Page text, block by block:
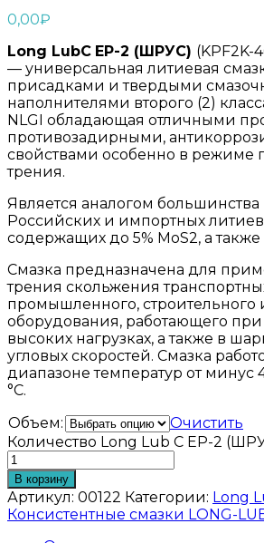
0,00₽
Long LubC EP-2 (ШРУС) (KPF2K-
— универсальная литиевая
присадками и твердыми
наполнителями второго (2)
NLGI обладающая отличными
противозадирными,
свойствами особенно в режиме
трения.
Является аналогом
Российских и импортных
содержащих до 5% MoS2, а
Смазка предназначена для
трения скольжения
промышленного, строительного
оборудования, работающего
высоких нагрузках, а также в
угловых скоростей. Смазка
диапазоне температур от минус
°С.
Объем:
Очистить
Количество Long Lub C EP-2
В корзину
Артикул: 00122 Категории: Long
Консистентные смазки LONG-